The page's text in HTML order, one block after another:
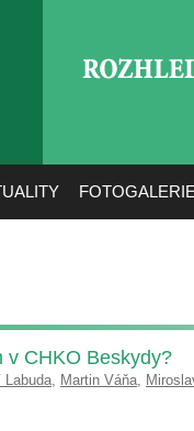
v CHKO Beskydy?
Labuda, Martin Váňa,